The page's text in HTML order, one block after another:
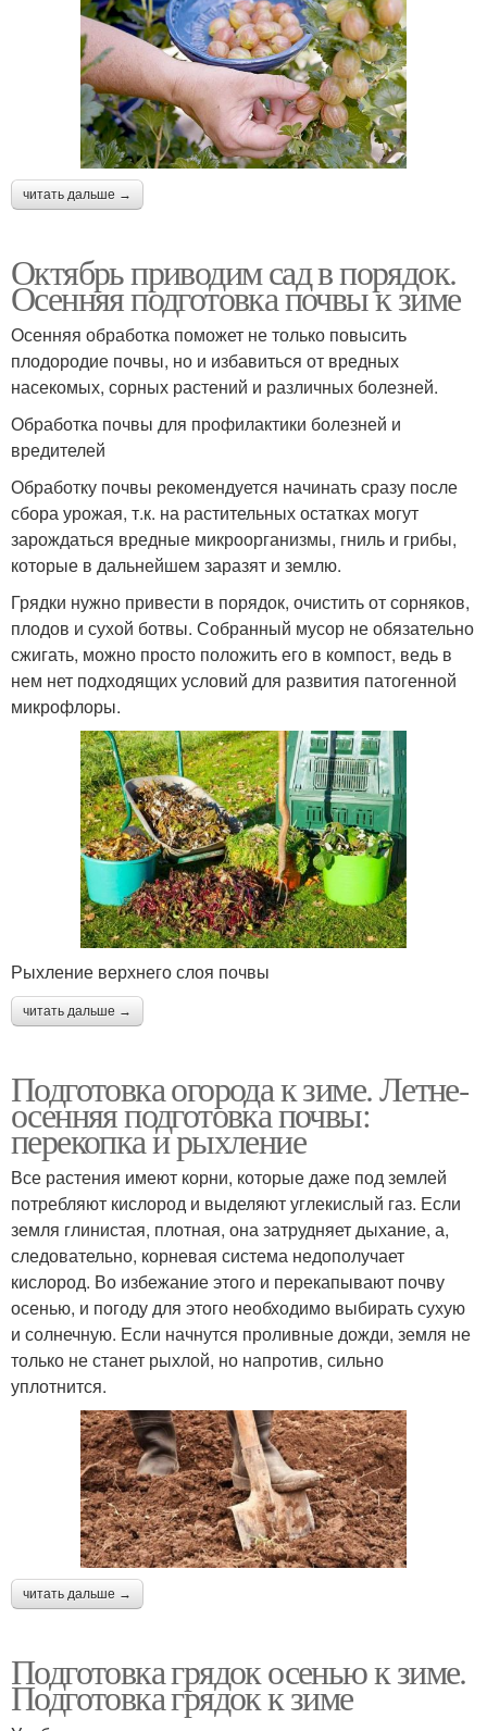
читать дальше →
Октябрь приводим сад в порядок.
Осенняя подготовка почвы к зиме
Осенняя обработка поможет не только повысить
плодородие почвы, но и избавиться от вредных
насекомых, сорных растений и различных болезней.
Обработка почвы для профилактики болезней и
вредителей
Обработку почвы рекомендуется начинать сразу после
сбора урожая, т.к. на растительных остатках могут
зарождаться вредные микроорганизмы, гниль и грибы,
которые в дальнейшем заразят и землю.
Грядки нужно привести в порядок, очистить от сорняков,
плодов и сухой ботвы. Собранный мусор не обязательно
сжигать, можно просто положить его в компост, ведь в
нем нет подходящих условий для развития патогенной
микрофлоры.
Рыхление верхнего слоя почвы
читать дальше →
Подготовка огорода к зиме. Летне-
осенняя подготовка почвы:
перекопка и рыхление
Все растения имеют корни, которые даже под землей
потребляют кислород и выделяют углекислый газ. Если
земля глинистая, плотная, она затрудняет дыхание, а,
следовательно, корневая система недополучает
кислород. Во избежание этого и перекапывают почву
осенью, и погоду для этого необходимо выбирать сухую
и солнечную. Если начнутся проливные дожди, земля не
только не станет рыхлой, но напротив, сильно
уплотнится.
читать дальше →
Подготовка грядок осенью к зиме.
Подготовка грядок к зиме